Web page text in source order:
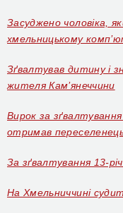
Засуджено чоловіка,
хмельницькому
Зґвалтував дитину і
жителя Кам’янеччини
Вирок за зґвалтування
отримав
За зґвалтування 13-
На Хмельниччині